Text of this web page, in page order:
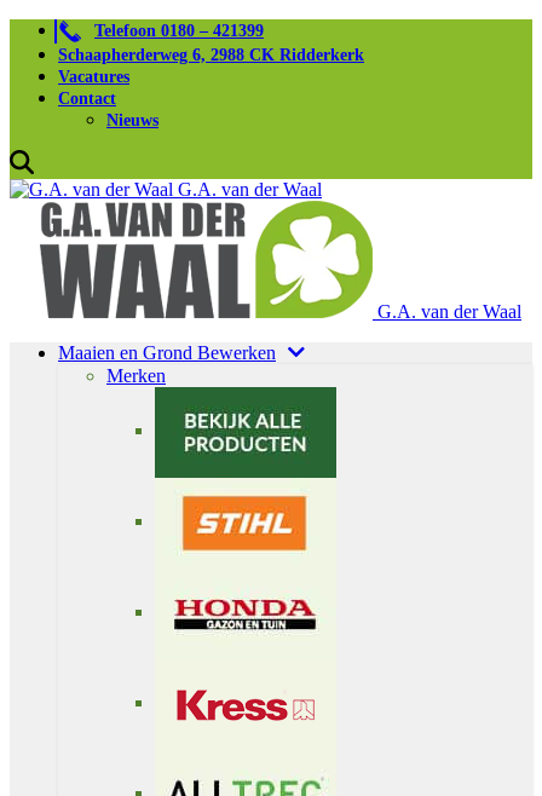
Telefoon 0180 – 421399
Schaapherderweg 6, 2988 CK Ridderkerk
Vacatures
Contact
Nieuws
G.A. van der Waal
G.A. van der Waal
Maaien en Grond Bewerken
Merken